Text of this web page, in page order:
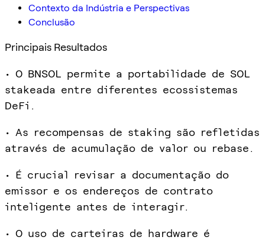
Contexto da Indústria e Perspectivas
Conclusão
Principais Resultados
• O BNSOL permite a portabilidade de SOL
stakeada entre diferentes ecossistemas
DeFi.
• As recompensas de staking são refletidas
através de acumulação de valor ou rebase.
• É crucial revisar a documentação do
emissor e os endereços de contrato
inteligente antes de interagir.
• O uso de carteiras de hardware é